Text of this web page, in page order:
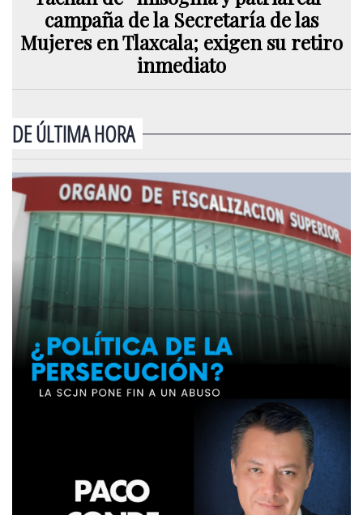
campaña de la Secretaría de las
Mujeres en Tlaxcala; exigen su retiro
inmediato
DE ÚLTIMA HORA